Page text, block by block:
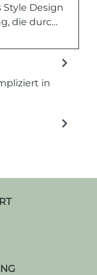
Style Design
die durc…
in